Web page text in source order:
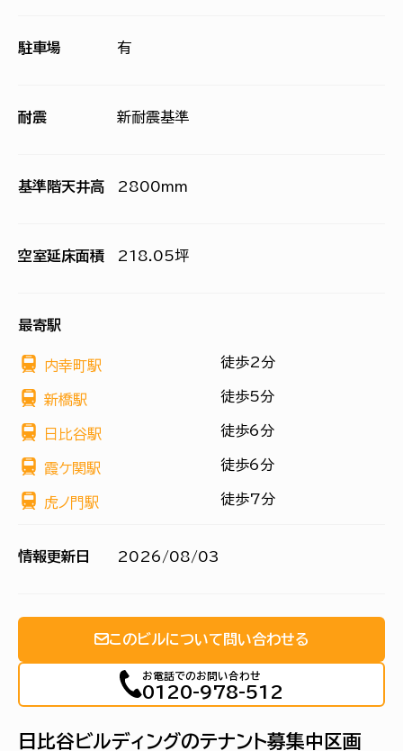
駐車場 有
耐震 新耐震基準
基準階天井高 2800mm
空室延床面積 218.05坪
最寄駅
内幸町駅 徒歩2分
新橋駅 徒歩5分
日比谷駅 徒歩6分
霞ケ関駅 徒歩6分
虎ノ門駅 徒歩7分
情報更新日 2026/08/03
このビルについて問い合わせる
お電話でのお問い合わせ
0120-978-512
日比谷ビルディングのテナント募集中区画